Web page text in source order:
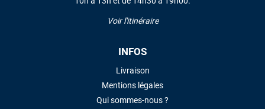
Voir l'itinéraire
INFOS
Livraison
Mentions légales
Qui sommes-nous ?
LAISSER UN AVIS